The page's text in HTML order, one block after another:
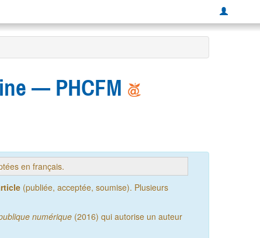
— PHCFM
en français.
(publiée, acceptée, soumise). Plusieurs
numérique (2016) qui autorise un auteur